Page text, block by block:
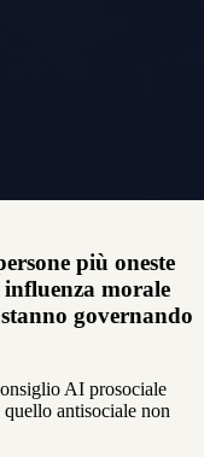
più oneste
morale
governando
AI prosociale
antisociale non